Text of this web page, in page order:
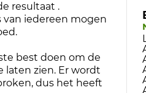
resultaat .
van iedereen mogen
best doen om de
laten zien. Er wordt
dus het heeft